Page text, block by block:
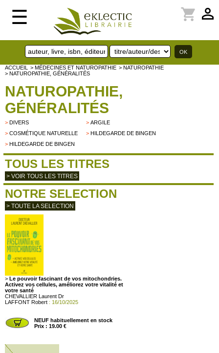
☰ perm_identity
shopping_cart
ACCUEIL > MÉDECINES ET NATUROPATHIE > NATUROPATHIE
> NATUROPATHIE, GÉNÉRALITÉS
NATUROPATHIE,
GÉNÉRALITÉS
> DIVERS >ARGILE
> COSMÉTIQUE NATURELLE >HILDEGARDE DE BINGEN
> HILDEGARDE DE BINGEN
TOUS LES TITRES
> VOIR TOUS LES TITRES
NOTRE SELECTION
> TOUTE LA SELECTION
> Le pouvoir fascinant de vos mitochondries.
Activez vos cellules, améliorez votre vitalité et
votre santé
CHEVALLIER Laurent Dr
LAFFONT Robert : 16/10/2025
NEUF habituellement en stock
Prix : 19.00 €